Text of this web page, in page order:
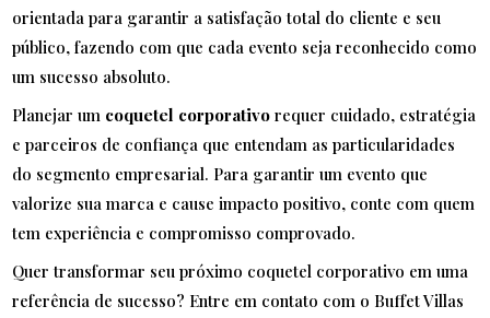
orientada para garantir a satisfação total do cliente e seu
público, fazendo com que cada evento seja reconhecido como
um sucesso absoluto.
Planejar um coquetel corporativo requer cuidado, estratégia
e parceiros de confiança que entendam as particularidades
do segmento empresarial. Para garantir um evento que
valorize sua marca e cause impacto positivo, conte com quem
tem experiência e compromisso comprovado.
Quer transformar seu próximo coquetel corporativo em uma
referência de sucesso? Entre em contato com o Buffet Villas